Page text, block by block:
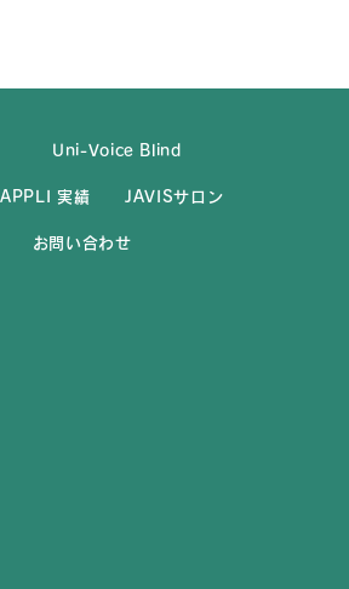
Uni-Voice Blind
実績 JAVISサロン
お問い合わせ